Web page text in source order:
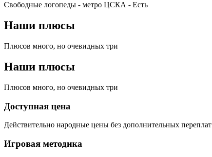
Свободные логопеды - метро ЦСКА - Есть
Наши плюсы
Плюсов много, но очевидных три
Наши плюсы
Плюсов много, но очевидных три
Доступная цена
Действительно народные цены без дополнительных переплат
Игровая методика